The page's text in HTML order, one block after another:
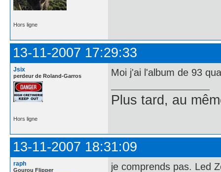
Hors ligne
13-11-2007 17:29:33
Jsix
perdeur de Roland-Garros Moi j'ai l'album de 93
Plus tard, au
Hors ligne
13-11-2007 18:31:09
raph
Gourou Flipper je comprends pas. Led